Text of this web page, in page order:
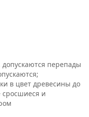
перепады
в цвет древесины до
и